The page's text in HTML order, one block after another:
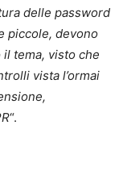
delle password
piccole, devono
tema, visto che
vista l’ormai
“.